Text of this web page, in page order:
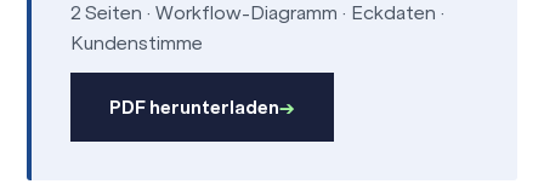
2 Seiten · Workflow-Diagramm · Eckdaten ·
Kundenstimme
PDF herunterladen